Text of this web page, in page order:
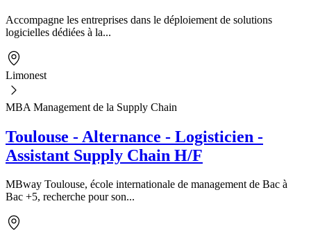
Accompagne les entreprises dans le déploiement de solutions
logicielles dédiées à la...
Limonest
MBA Management de la Supply Chain
Toulouse - Alternance - Logisticien -
Assistant Supply Chain H/F
MBway Toulouse, école internationale de management de Bac à
Bac +5, recherche pour son...